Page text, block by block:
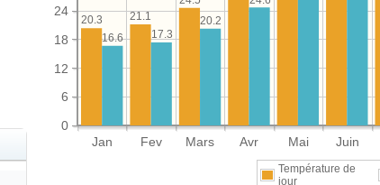
Jan Fev Mars Avr Mai Juin
0
6
12
18
24
21.1
20.3
20.2
17.3
16.6
Température de
jour